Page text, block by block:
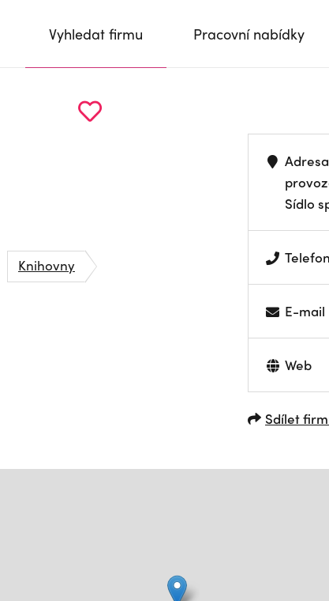
Vyhledat firmu Pracovní nabídky
Knihovny
Adresa
Sídlo
Telefon
E-mail
Web
Sdílet